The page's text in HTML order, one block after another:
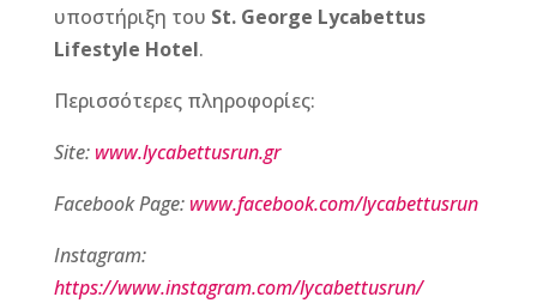
υποστήριξη του St. George Lycabettus
Lifestyle Hotel.
Περισσότερες πληροφορίες:
Site: www.lycabettusrun.gr
Facebook Page: www.facebook.com/lycabettusrun
Instagram:
https://www.instagram.com/lycabettusrun/